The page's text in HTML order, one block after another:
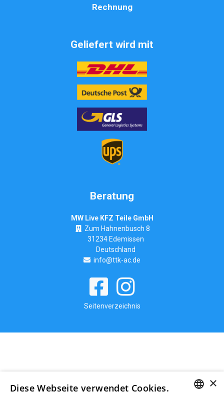
Rechnung
Geliefert wird mit
Beratung
MW Live KFZ Teile GmbH
Zum Hahnenbusch 8
31234 Edemissen
Deutschland
info@ttk-ac.de
Seitenverzeichnis
×
Diese Webseite verwendet Cookies.